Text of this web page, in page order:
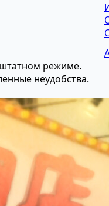
режиме.
неудобства.